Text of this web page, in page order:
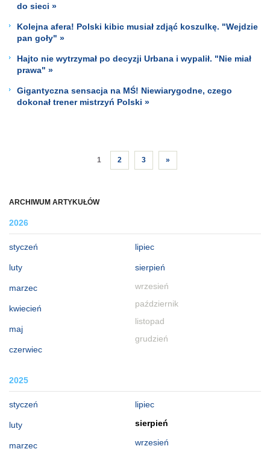
ARCHIWUM ARTYKUŁÓW
2026
styczeń
luty
marzec
kwiecień
maj
czerwiec
lipiec
sierpień
wrzesień
październik
listopad
grudzień
2025
styczeń
luty
marzec
lipiec
sierpień
wrzesień
do sieci »
Kolejna afera! Polski kibic musiał zdjąć koszulkę. "Wejdzie
pan goły" »
Hajto nie wytrzymał po decyzji Urbana i wypalił. "Nie miał
prawa" »
Gigantyczna sensacja na MŚ! Niewiarygodne, czego
dokonał trener mistrzyń Polski »
1 2 3 »